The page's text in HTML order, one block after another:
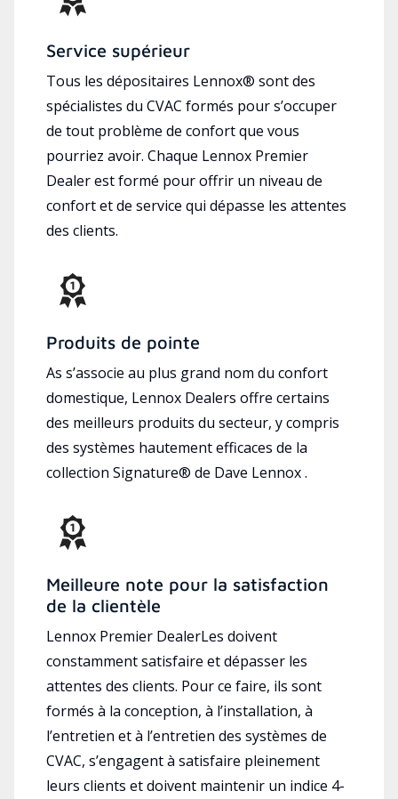
Service supérieur
Tous les dépositaires Lennox® sont des
spécialistes du CVAC formés pour s’occuper
de tout problème de confort que vous
pourriez avoir. Chaque Lennox Premier
Dealer est formé pour offrir un niveau de
confort et de service qui dépasse les attentes
des clients.
Produits de pointe
As s’associe au plus grand nom du confort
domestique, Lennox Dealers offre certains
des meilleurs produits du secteur, y compris
des systèmes hautement efficaces de la
collection Signature® de Dave Lennox .
Meilleure note pour la satisfaction
de la clientèle
Lennox Premier DealerLes doivent
constamment satisfaire et dépasser les
attentes des clients. Pour ce faire, ils sont
formés à la conception, à l’installation, à
l’entretien et à l’entretien des systèmes de
CVAC, s’engagent à satisfaire pleinement
leurs clients et doivent maintenir un indice 4-